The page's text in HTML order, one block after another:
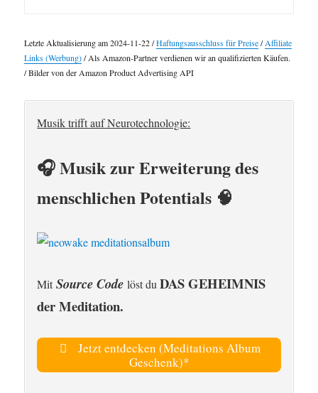
Letzte Aktualisierung am 2024-11-22 /Haftungsausschluss für Preise/Affiliate
Links (Werbung)/ Als Amazon-Partner verdienen wir an qualifizierten Käufen.
/ Bilder von der Amazon Product Advertising API
Musik trifft auf Neurotechnologie:
🎧 Musik zur Erweiterung des
menschlichen Potentials 🧠
MitSource Code löst duDAS GEHEIMNIS
der Meditation.
Jetzt entdecken (Meditations Album
Geschenk)*